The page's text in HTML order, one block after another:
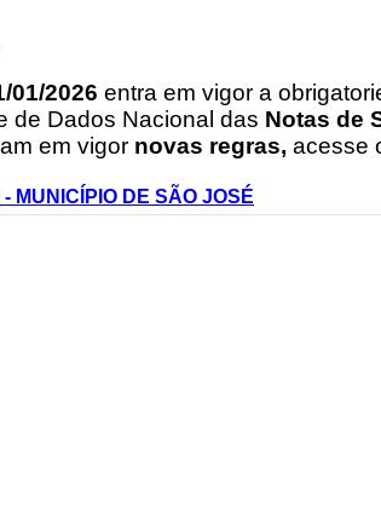
01/2026 entra em vigor a
de Dados Nacional das Notas de
em vigor novas regras, acesse
MUNICÍPIO DE SÃO JOSÉ